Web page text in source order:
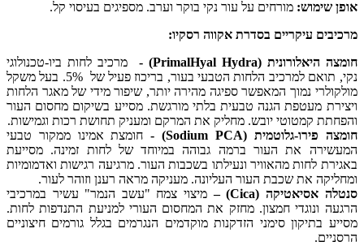
אופן שימוש: מורחים על עור נקי בוקר וערב. מספיגים בעיסוי קל.
מרכיבים עיקריים בסדרת אקווה רסקיו:
חומצה היאלורונית (PrimalHyal Hydra)
-
מרכיב לחות ביו-טכנולוגי
נקי, תואם למרכיב הלחות הטבעי בעור, בריכוז פעיל של 5%. בעל משקל
מולקולרי נמוך המאפשר ספיגה מהירה יותר, שיפור מידי של מאגר הלחות
ויצירת מעטפת הגנה טבעית בלתי מורגשת. מסייע בשיקום מחסום העור
והפחתת קמטוטי יובש. מחליק את המרקם ומעניק תחושת רכות וגמישות.
חומצה פירו-גלוטמית (Sodium PCA)
- חומצת אמינו ממקור טבעי
המעשירה את העור ברמה גבוהה במיוחד של לחות זמינה. מסייעת
באגירת לחות מהאוויר ונעילתו בשכבות העור. מרגיעה רגישות ואדמומיות
ומחליקה את שכבת העור העליונה. מעניקה מראה רענן וזוהר לעור.
סנטלה אסיאטיקה ((Cica
– מיצוי צמח "עשב הנמר" עשיר במרכיבי
הרגעה ונוגדי חמצון. מחזק את המחסום העורי למניעת התנדפות לחות.
מסייע בתיקון סימני הזדקנות מוקדמים הנגרמים בגלל גורמים חיצוניים
הרסניים.